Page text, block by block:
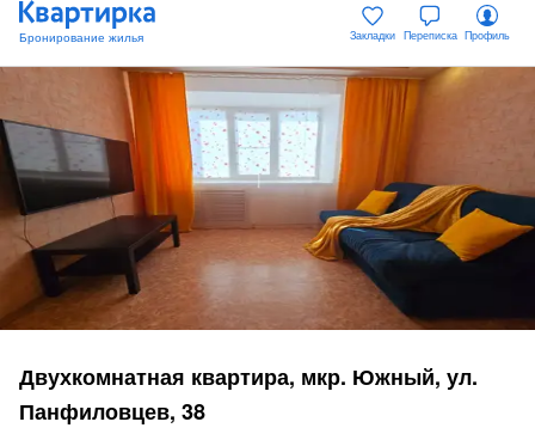
Закладки Переписка Профиль
Двухкомнатная квартира, мкр. Южный, ул.
Панфиловцев, 38